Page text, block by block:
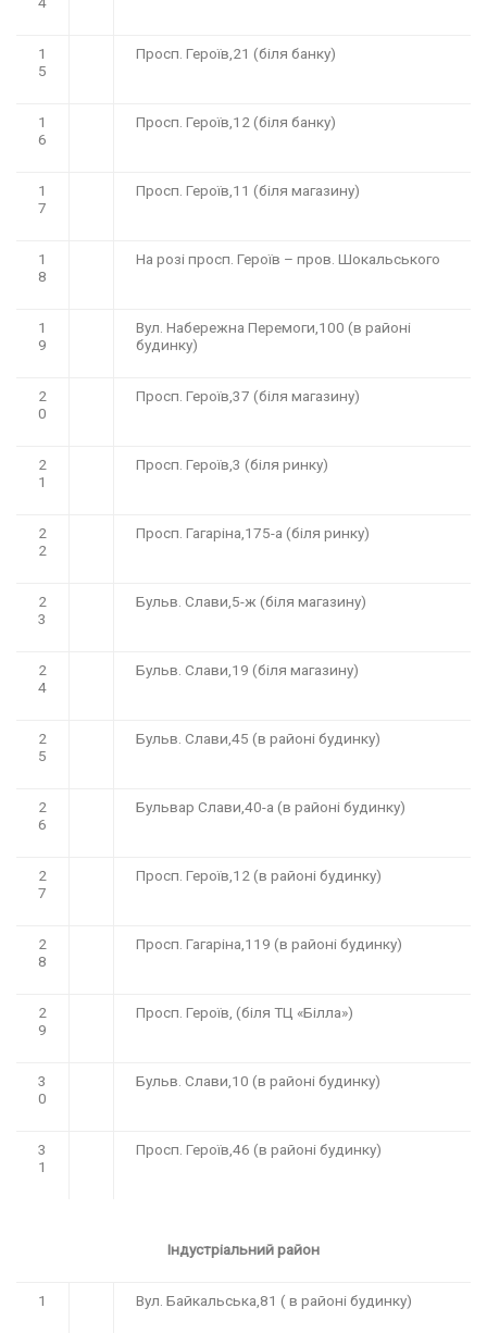
1
5
Просп. Героїв,21 (біля банку)
1
6
Просп. Героїв,12 (біля банку)
1
7
Просп. Героїв,11 (біля магазину)
1
8
На розі просп. Героїв – пров. Шокальського
1
9
Вул. Набережна Перемоги,100 (в районі
будинку)
2
0
Просп. Героїв,37 (біля магазину)
2
1
Просп. Героїв,3 (біля ринку)
2
2
Просп. Гагаріна,175-а (біля ринку)
2
3
Бульв. Слави,5-ж (біля магазину)
2
4
Бульв. Слави,19 (біля магазину)
2
5
Бульв. Слави,45 (в районі будинку)
2
6
Бульвар Слави,40-а (в районі будинку)
2
7
Просп. Героїв,12 (в районі будинку)
2
8
Просп. Гагаріна,119 (в районі будинку)
2
9
Просп. Героїв, (біля ТЦ «Білла»)
3
0
Бульв. Слави,10 (в районі будинку)
3
1
Просп. Героїв,46 (в районі будинку)
Індустріальний район
1 Вул. Байкальська,81 ( в районі будинку)